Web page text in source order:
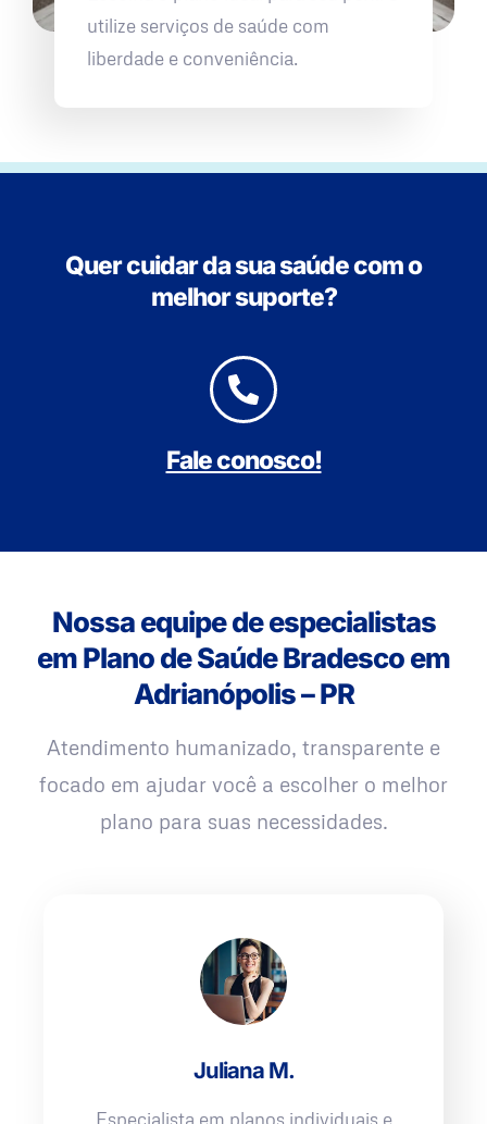
utilize serviços de saúde com
liberdade e conveniência.
Quer cuidar da sua saúde com o
melhor suporte?
Fale conosco!
Nossa equipe de especialistas
em Plano de Saúde Bradesco em
Adrianópolis – PR
Atendimento humanizado, transparente e
focado em ajudar você a escolher o melhor
plano para suas necessidades.
Juliana M.
Especialista em planos individuais e